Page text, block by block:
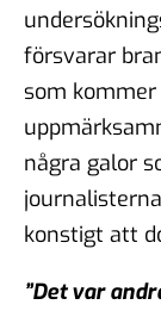
försvarar
som kommer
några galor
konstigt att
”Det var